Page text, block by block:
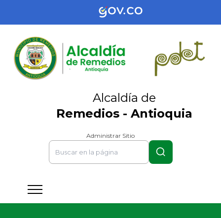
Alcaldía de
Remedios - Antioquia
Administrar Sitio